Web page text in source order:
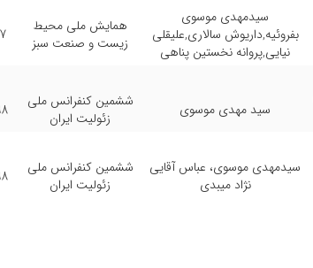
سیدمهدی موسوی
بفروئیه,داریوش سالاری,علیقلی
نیایی,پروانه نخستین پناهی
همایش ملی محیط
زیست و صنعت سبز
سید مهدی موسوی
ششمین کنفرانس ملی
زئولیت ایران
سیدمهدی موسوی، عباس آقایی
نژاد میبدی
ششمین کنفرانس ملی
زئولیت ایران